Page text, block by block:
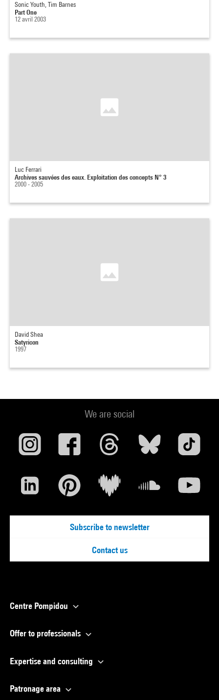
Sonic Youth, Tim Barnes
Part One
12 avril 2003
Luc Ferrari
Archives sauvées des eaux. Exploitation des concepts N° 3
2000 - 2005
David Shea
Satyricon
1997
We are social
Subscribe to newsletter
Contact us
Centre Pompidou
Offer to professionals
Expertise and consulting
Patronage area